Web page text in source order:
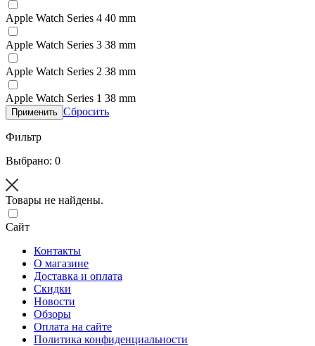
Apple Watch Series 4 40 mm
Apple Watch Series 3 38 mm
Apple Watch Series 2 38 mm
Apple Watch Series 1 38 mm
Применить Сбросить
Фильтр
Выбрано: 0
Товары не найдены.
Сайт
Контакты
О магазине
Доставка и оплата
Скидки
Новости
Обзоры
Оплата на сайте
Политика конфиденциальности